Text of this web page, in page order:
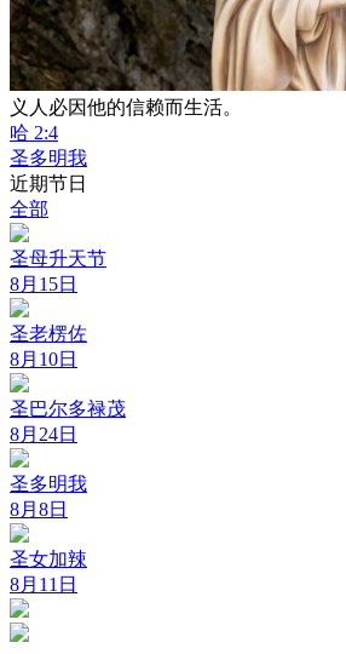
义人必因他的信赖而生活。
哈 2:4
圣多明我
近期节日
全部
圣母升天节
8月15日
圣老楞佐
8月10日
圣巴尔多禄茂
8月24日
圣多明我
8月8日
圣女加辣
8月11日